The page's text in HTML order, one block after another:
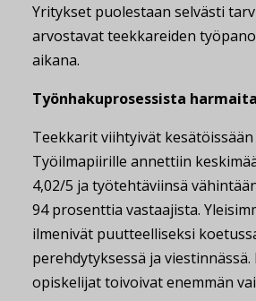
Yritykset puolestaan selvästi
arvostavat teekkareiden
aikana.
Työnhakuprosessista
Teekkarit viihtyivät kesätöissään
Työilmapiirille annettiin
4,02/5 ja työtehtäviinsä
94 prosenttia vastaajista.
ilmenivät puutteelliseksi
perehdytyksessä ja viestinnässä.
opiskelijat toivoivat enemmän